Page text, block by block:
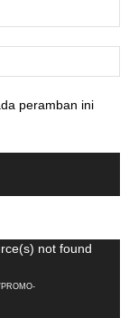
peramban ini
not found